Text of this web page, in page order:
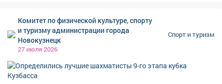
max.ru/id77037712....
ВКонтакте: vk.ru/spartakiada2026 Официальный сайт:
fd-sport.ru/spartakiada
Комитет по физической культуре, спорту
и туризму администрации города
Новокузнецк
27 июля 2026
Спорт и туризм